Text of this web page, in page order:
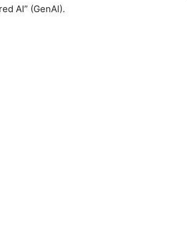
AI” (GenAI).